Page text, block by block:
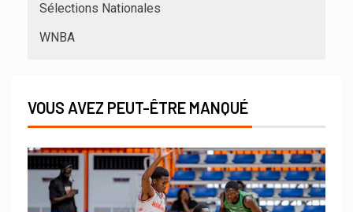
Sélections Nationales
WNBA
VOUS AVEZ PEUT-ÊTRE MANQUÉ